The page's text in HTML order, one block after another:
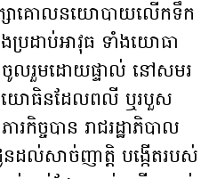
ក្សាគោលនយោបាយលើកទឹក
ប្រដាប់អាវុធ ទាំងយោធា
ចូលរួមដោយផ្ទាល់ នៅសមរ
យោធិនដែលពលី ឬរបួស
កិច្ចបាន រាជរដ្ឋាភិបាល
នដល់សាច់ញាត្តិ បង្កើតរបស់